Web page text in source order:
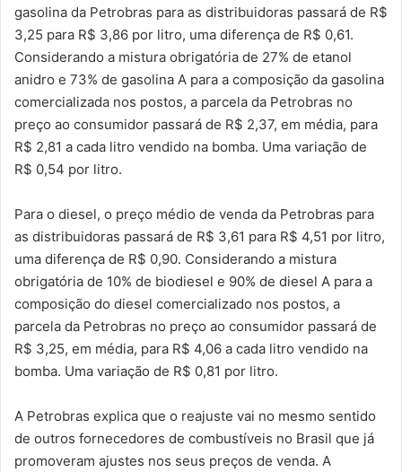
gasolina da Petrobras para as distribuidoras passará de R$
3,25 para R$ 3,86 por litro, uma diferença de R$ 0,61.
Considerando a mistura obrigatória de 27% de etanol
anidro e 73% de gasolina A para a composição da gasolina
comercializada nos postos, a parcela da Petrobras no
preço ao consumidor passará de R$ 2,37, em média, para
R$ 2,81 a cada litro vendido na bomba. Uma variação de
R$ 0,54 por litro.
Para o diesel, o preço médio de venda da Petrobras para
as distribuidoras passará de R$ 3,61 para R$ 4,51 por litro,
uma diferença de R$ 0,90. Considerando a mistura
obrigatória de 10% de biodiesel e 90% de diesel A para a
composição do diesel comercializado nos postos, a
parcela da Petrobras no preço ao consumidor passará de
R$ 3,25, em média, para R$ 4,06 a cada litro vendido na
bomba. Uma variação de R$ 0,81 por litro.
A Petrobras explica que o reajuste vai no mesmo sentido
de outros fornecedores de combustíveis no Brasil que já
promoveram ajustes nos seus preços de venda. A